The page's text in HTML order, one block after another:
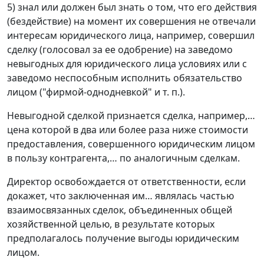
5) знал или должен был знать о том, что его действия
(бездействие) на момент их совершения не отвечали
интересам юридического лица, например, совершил
сделку (голосовал за ее одобрение) на заведомо
невыгодных для юридического лица условиях или с
заведомо неспособным исполнить обязательство
лицом ("фирмой-однодневкой" и т. п.).
Невыгодной сделкой признается сделка, например,…
цена которой в два или более раза ниже стоимости
предоставления, совершенного юридическим лицом
в пользу контрагента,… по аналогичным сделкам.
Директор освобождается от ответственности, если
докажет, что заключенная им… являлась частью
взаимосвязанных сделок, объединенных общей
хозяйственной целью, в результате которых
предполагалось получение выгоды юридическим
лицом.